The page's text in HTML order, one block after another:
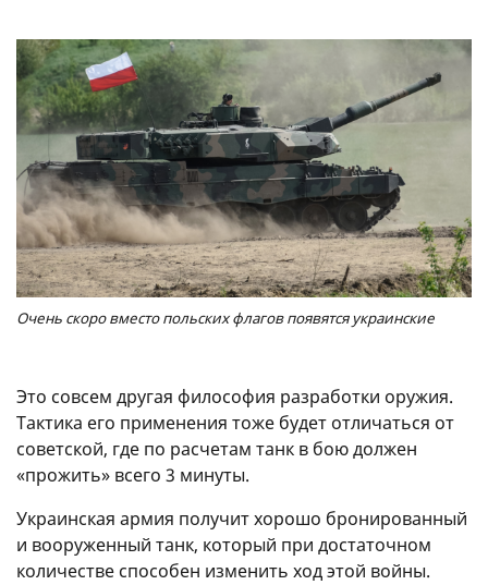
Очень скоро вместо польских флагов появятся украинские
Это совсем другая философия разработки оружия.
Тактика его применения тоже будет отличаться от
советской, где по расчетам танк в бою должен
«прожить» всего 3 минуты.
Украинская армия получит хорошо бронированный
и вооруженный танк, который при достаточном
количестве способен изменить ход этой войны.